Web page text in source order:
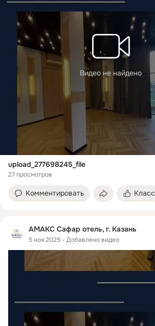
Видео не найдено
upload_277698245_file
27 просмотров
Комментировать Класс
АМАКС Сафар отель, г. Казань
5 ноя 2025 Добавлено видео